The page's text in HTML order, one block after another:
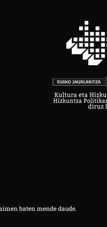
baten mende daude.